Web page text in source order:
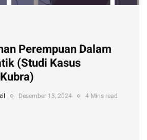
Perempuan Dalam
(Studi Kasus
Desember 13, 2024 4 Mins read